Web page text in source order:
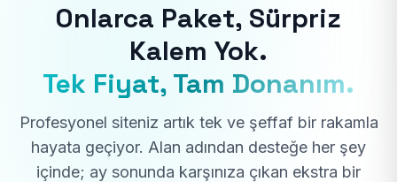
Onlarca Paket, Sürpriz
Kalem Yok.
Tek Fiyat, Tam Donanım.
Profesyonel siteniz artık tek ve şeffaf bir rakamla
hayata geçiyor. Alan adından desteğe her şey
içinde; ay sonunda karşınıza çıkan ekstra bir